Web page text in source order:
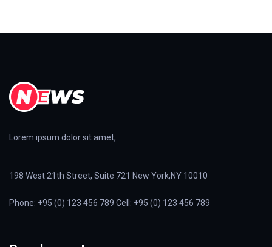
Lorem ipsum dolor sit amet,
198 West 21th Street, Suite 721 New York,NY 10010
Phone: +95 (0) 123 456 789 Cell: +95 (0) 123 456 789